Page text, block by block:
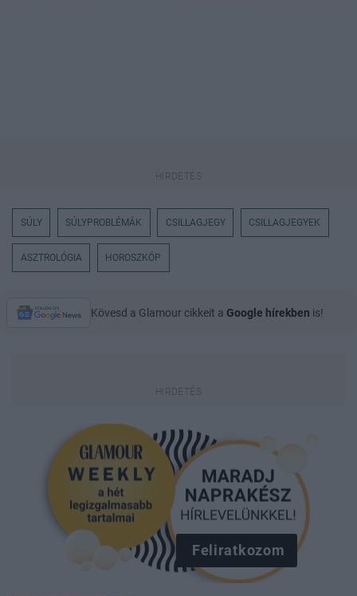
SÚLY SÚLYPROBLÉMÁK CSILLAGJEGY CSILLAGJEGYEK
ASZTROLÓGIA HOROSZKÓP
Kövesd a Glamour cikkeit a Google hírekben is!
Feliratkozom